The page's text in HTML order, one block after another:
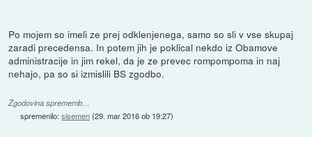
Po mojem so imeli ze prej odklenjenega, samo so sli v vse skupaj
zaradi precedensa. In potem jih je poklical nekdo iz Obamove
administracije in jim rekel, da je ze prevec rompompoma in naj
nehajo, pa so si izmislili BS zgodbo.
Zgodovina sprememb…
spremenilo:sisemen(29. mar 2016 ob 19:27)